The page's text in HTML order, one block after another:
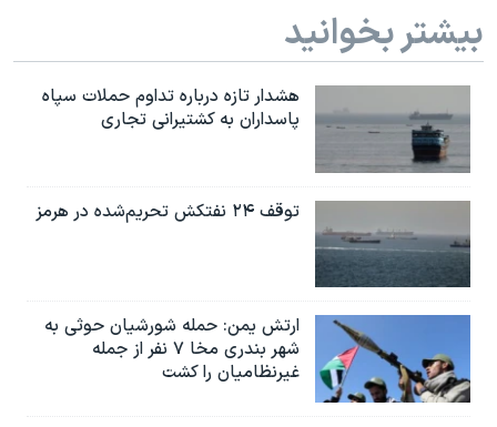
نرگس محمدی برنده جایزه نوبل صلح
همایش محافظه‌کاران آمریکا «سی‌پک»
صفحه‌های ویژه
سفر پرزیدنت ترامپ به چین
بیشتر بخوانید
هشدار تازه درباره تداوم حملات سپاه
پاسداران به کشتیرانی تجاری
توقف ۲۴ نفتکش تحریم‌شده در هرمز
ارتش یمن: حمله شورشیان حوثی به
شهر بندری مخا ۷ نفر از جمله
غیرنظامیان را کشت